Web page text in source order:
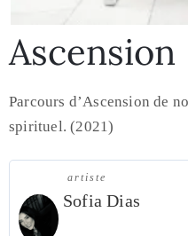
Ascension
Parcours d’Ascension de
spirituel. (2021)
artiste
Sofia Dias